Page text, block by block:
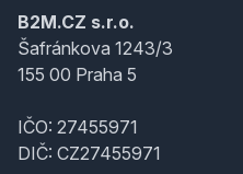
B2M.CZ s.r.o.
Šafránkova 1243/3
155 00 Praha 5
IČO: 27455971
DIČ: CZ27455971